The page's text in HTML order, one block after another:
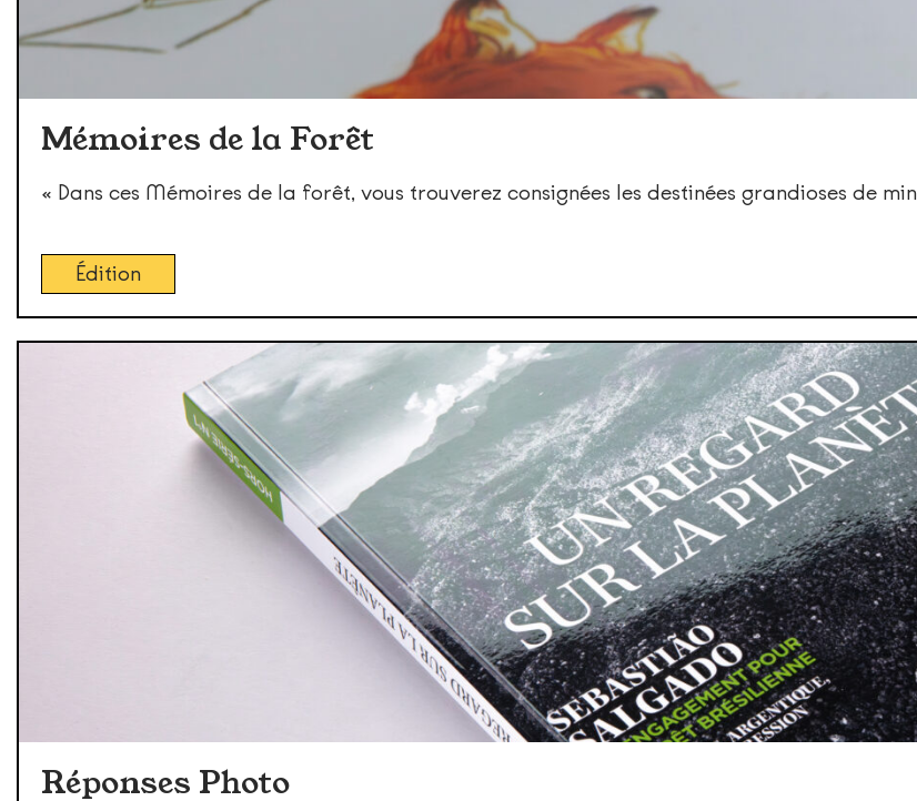
Mémoires de la Forêt
« Dans ces Mémoires de la forêt, vous trouverez consignées les destinées grandioses de
Édition
Réponses Photo